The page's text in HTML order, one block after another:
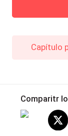
Capítulo
Comparitr